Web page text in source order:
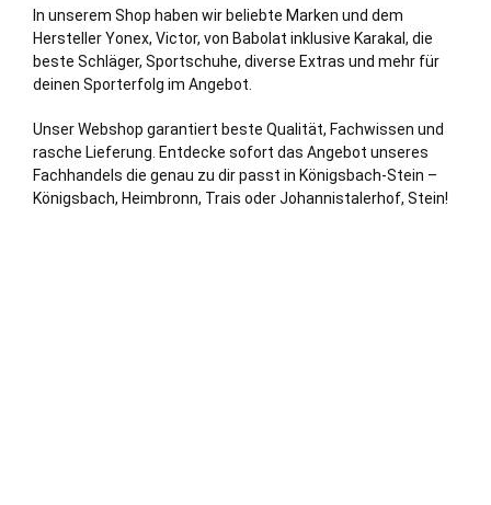
In unserem Shop haben wir beliebte Marken und dem
Hersteller Yonex, Victor, von Babolat inklusive Karakal, die
beste Schläger, Sportschuhe, diverse Extras und mehr für
deinen Sporterfolg im Angebot.
Unser Webshop garantiert beste Qualität, Fachwissen und
rasche Lieferung. Entdecke sofort das Angebot unseres
Fachhandels die genau zu dir passt in Königsbach-Stein –
Königsbach, Heimbronn, Trais oder Johannistalerhof, Stein!